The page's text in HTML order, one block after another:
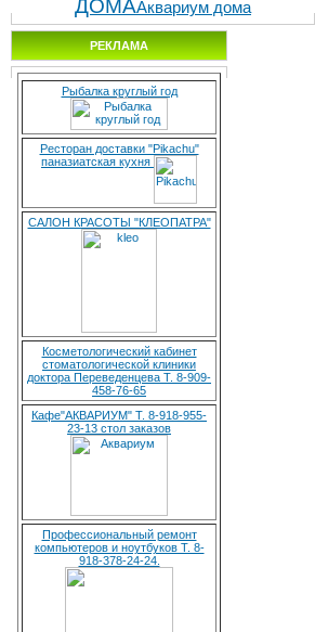
ДОМААквариум дома
РЕКЛАМА
Рыбалка круглый год
Ресторан доставки "Pikachu"
паназиатская кухня
САЛОН КРАСОТЫ "КЛЕОПАТРА"
Косметологический кабинет
стоматологической клиники
доктора Переведенцева Т. 8-909-
458-76-65
Кафе"АКВАРИУМ" Т. 8-918-955-
23-13 стол заказов
Профессиональный ремонт
компьютеров и ноутбуков Т. 8-
918-378-24-24.